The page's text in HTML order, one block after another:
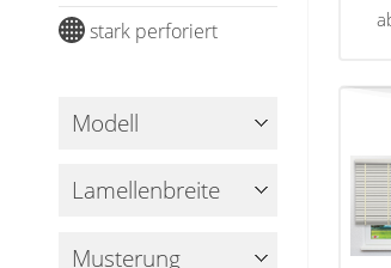
Outdoor-Plissees
Messanleitung
Gardinenschals
Ösenschals
Kissen
stark perforiert
Modell
Lamellenbreite
Musterung